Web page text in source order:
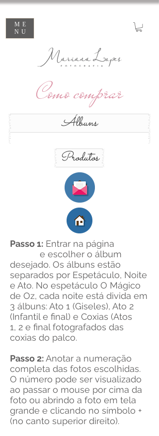
ME
NU
Como comprar
Álbuns
Produtos
Passo 1: Entrar na página
e escolher o álbum
desejado. Os álbuns estão
separados por Espetáculo, Noite
e Ato. No espetáculo O Mágico
de Oz, cada noite está divida em
3 álbuns: Ato 1 (Giseles), Ato 2
(Infantil e final) e Coxias (Atos
1, 2 e final fotografados das
coxias do palco.
Passo 2:Anotar a numeração
completa das fotos escolhidas.
O número pode ser visualizado
ao passar o mouse por cima da
foto ou abrindo a foto em tela
grande e clicando no símbolo +
(no canto superior direito).